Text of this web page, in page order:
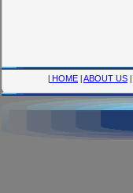
| HOME |ABOUT US |